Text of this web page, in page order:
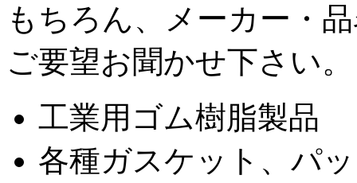
もちろん、メーカー・
ご要望お聞かせ下さい。
工業用ゴム樹脂製品
各種ガスケット、パ